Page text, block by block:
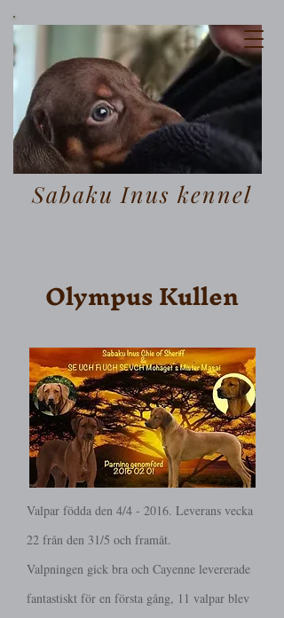
Sabaku Inus Kennel
sedan 2009
Uppfödning av normalstor tax och
rhodesian ridgeback
Sabaku Inus kennel
Olympus Kullen
Valpar födda den 4/4 - 2016. Leverans vecka
22 från den 31/5 och framåt.
Valpningen gick bra och Cayenne levererade
fantastiskt för en första gång, 11 valpar blev